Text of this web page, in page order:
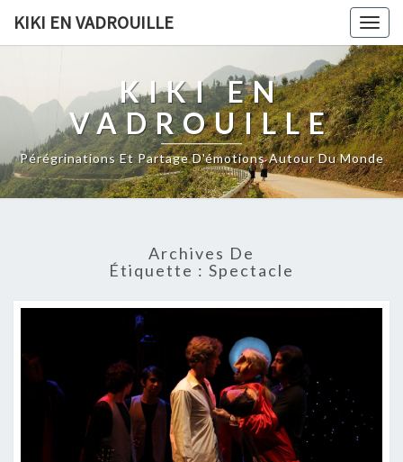
KIKI EN VADROUILLE
KIKI EN
VADROUILLE
Pérégrinations Et Partage D'émotions Autour Du Monde
Archives De
Étiquette : Spectacle